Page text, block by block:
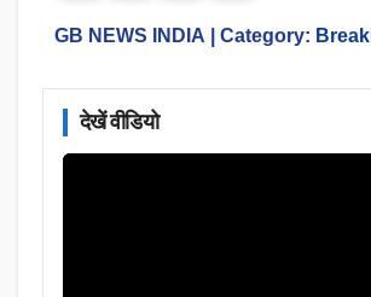
GB NEWS INDIA | Category:
देखें वीडियो